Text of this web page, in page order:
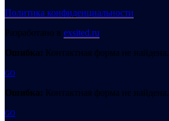
Политика конфиденциальности
Разработано в exsited.ru
Ошибка: Контактная форма не найдена.
GO
Ошибка: Контактная форма не найдена.
GO